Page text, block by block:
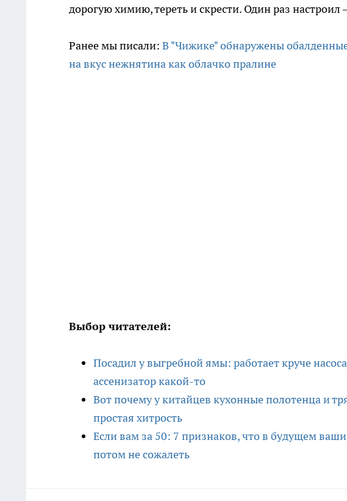
дорогую химию, тереть и скрести. Один раз
Ранее мы писали: В "Чижике" обнаружены
на вкус нежнятина как облачко пралине
Выбор читателей:
Посадил у выгребной ямы: работает круче
ассенизатор какой-то
Вот почему у китайцев кухонные полотенца и
простая хитрость
Если вам за 50: 7 признаков, что в будущем
потом не сожалеть